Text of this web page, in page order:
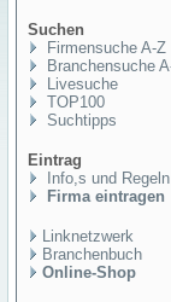
Suchen
Firmensuche A-Z
Branchensuche
Livesuche
TOP100
Suchtipps
Eintrag
Info,s und Regeln
Firma eintragen
Linknetzwerk
Branchenbuch
Online-Shop